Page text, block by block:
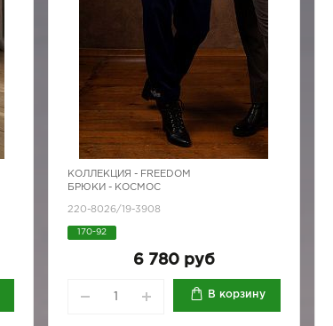
КОЛЛЕКЦИЯ - FREEDOM
БРЮКИ - КОСМОС
220-8026/19-3908
170-92
6 780 руб
В корзину